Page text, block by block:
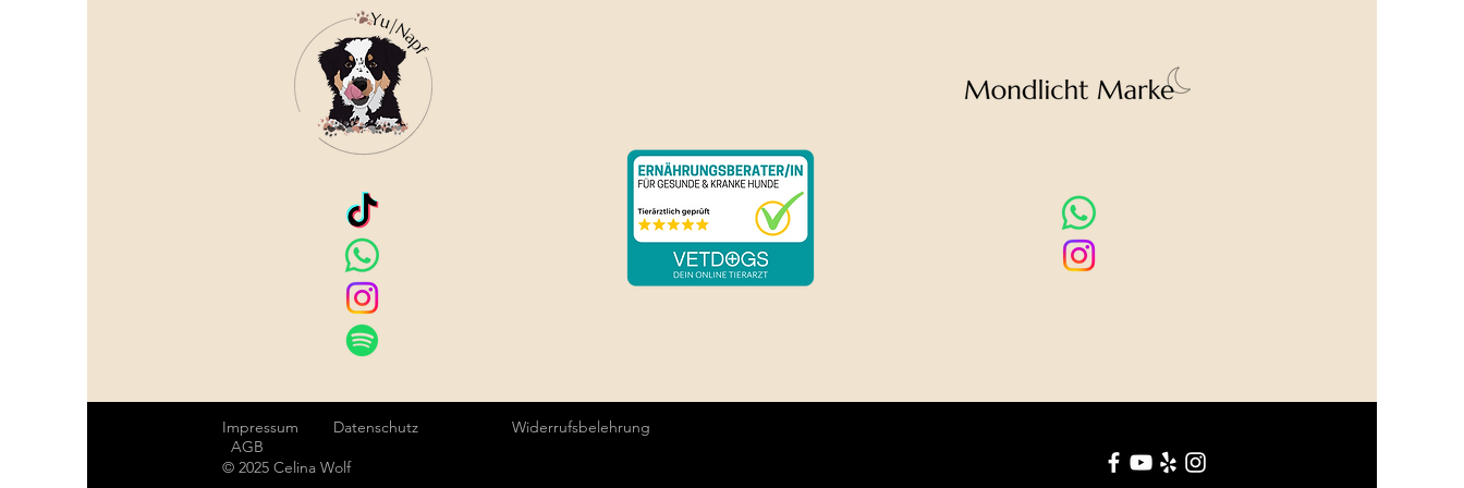
Impressum
Datenschutz
AGB
© 2025 Celina Wolf
Widerrufsbelehrung